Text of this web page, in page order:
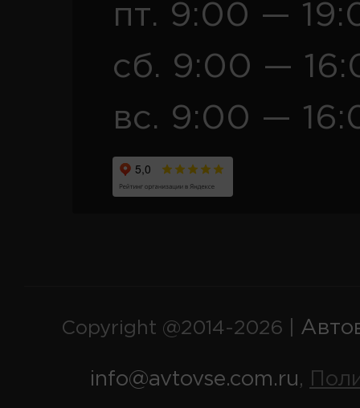
пт. 9:00 —
сб. 9:00 —
вс. 9:00 —
Copyright @2014-2026 |
info@avtovse.com.ru,